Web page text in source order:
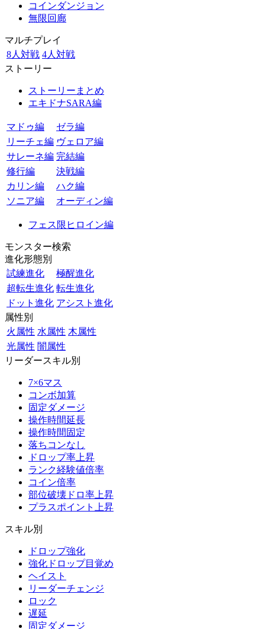
コインダンジョン
無限回廊
マルチプレイ
8人対戦 4人対戦
ストーリー
ストーリーまとめ
エキドナSARA編
マドゥ編
ゼラ編
リーチェ編 ヴェロア編
サレーネ編 完結編
修行編
決戦編
カリン編
ハク編
ソニア編
オーディン編
フェス限ヒロイン編
モンスター検索
進化形態別
試練進化
極醒進化
超転生進化 転生進化
ドット進化 アシスト進化
属性別
火属性 水属性 木属性
光属性 闇属性
リーダースキル別
7×6マス
コンボ加算
固定ダメージ
操作時間延長
操作時間固定
落ちコンなし
ドロップ率上昇
ランク経験値倍率
コイン倍率
部位破壊ドロ率上昇
プラスポイント上昇
スキル別
ドロップ強化
強化ドロップ目覚め
ヘイスト
リーダーチェンジ
ロック
遅延
固定ダメージ